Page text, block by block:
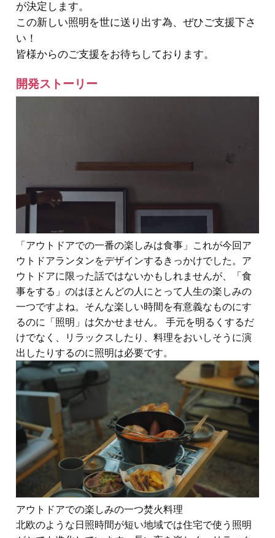
が決定します。
この新しい照明を世に送り出す為、ぜひご支援下さ
い！
皆様からのご支援をお待ちしております。
開発ストーリー
「アウトドアでの一番の楽しみは食事」これが今回ア
ウトドアランタンをデザインするきっかけでした。ア
ウトドアに限った話ではないかもしれませんが、「食
事をする」のはほとんどの人にとって人生の楽しみの
一つですよね。そんな楽しい時間を有意義なものにす
るのに「照明」は欠かせません。 手元を明るくするだ
けでなく、リラックスしたり、料理をおいしそうに演
出したりするのに照明は必要です。
アウトドアでの楽しみの一つ焚火料理
北欧のような日照時間が短い地域では住宅で使う照明